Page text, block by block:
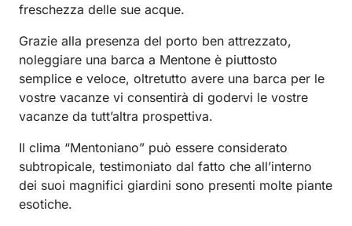
freschezza delle sue acque.
Grazie alla presenza del porto ben attrezzato,
noleggiare una barca a Mentone è piuttosto
semplice e veloce, oltretutto avere una barca per le
vostre vacanze vi consentirà di godervi le vostre
vacanze da tutt’altra prospettiva.
Il clima “Mentoniano” può essere considerato
subtropicale, testimoniato dal fatto che all’interno
dei suoi magnifici giardini sono presenti molte piante
esotiche.